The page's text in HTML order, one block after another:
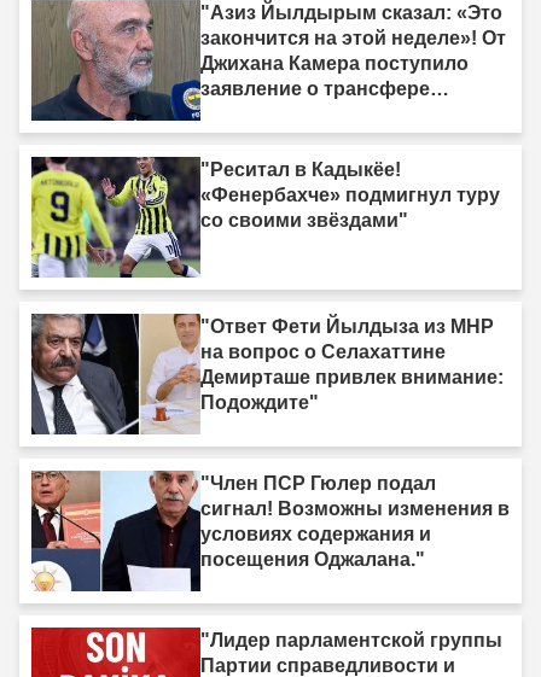
"Азиз Йылдырым сказал: «Это
закончится на этой неделе»! От
Джихана Камера поступило
заявление о трансфере
"Реситал в Кадыкёе!
«Фенербахче» подмигнул туру
со своими звёздами"
"Ответ Фети Йылдыза из MHP
на вопрос о Селахаттине
Демирташе привлек внимание:
Подождите"
"Член ПСР Гюлер подал
сигнал! Возможны изменения в
условиях содержания и
посещения Оджалана."
"Лидер парламентской группы
Партии справедливости и